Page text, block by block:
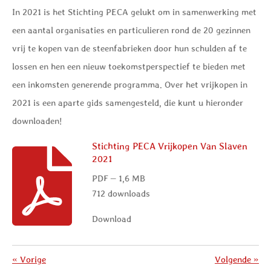
In 2021 is het Stichting PECA gelukt om in samenwerking met
een aantal organisaties en particulieren rond de 20 gezinnen
vrij te kopen van de steenfabrieken door hun schulden af te
lossen en hen een nieuw toekomstperspectief te bieden met
een inkomsten generende programma. Over het vrijkopen in
2021 is een aparte gids samengesteld, die kunt u hieronder
downloaden!
Stichting PECA Vrijkopen Van Slaven
2021
PDF – 1,6 MB
712 downloads
Download
« Vorige Volgende »